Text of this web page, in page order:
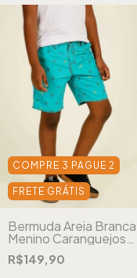
COMPRE 3 PAGUE 2
FRETE GRÁTIS
Bermuda Areia Branca
Menino Caranguejos
Verde
R$149,90